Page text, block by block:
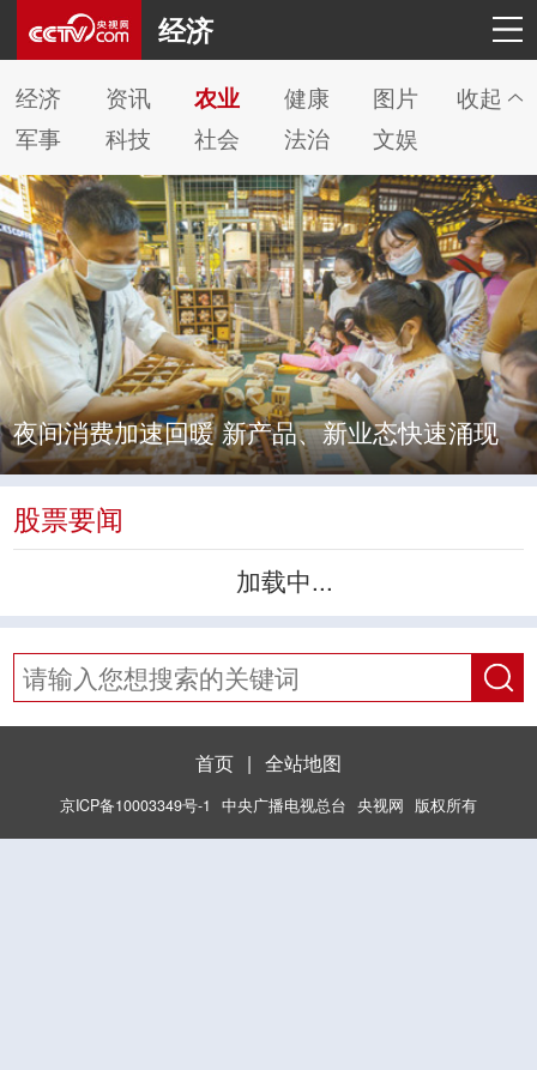
经济
经济 资讯 农业 健康 图片
收起
军事
科技 社会 法治 文娱
夜间消费加速回暖 新产品、新业态快速涌现
股票要闻
加载中...
首页 | 全站地图
京ICP备10003349号-1 中央广播电视总台 央视网 版权所有